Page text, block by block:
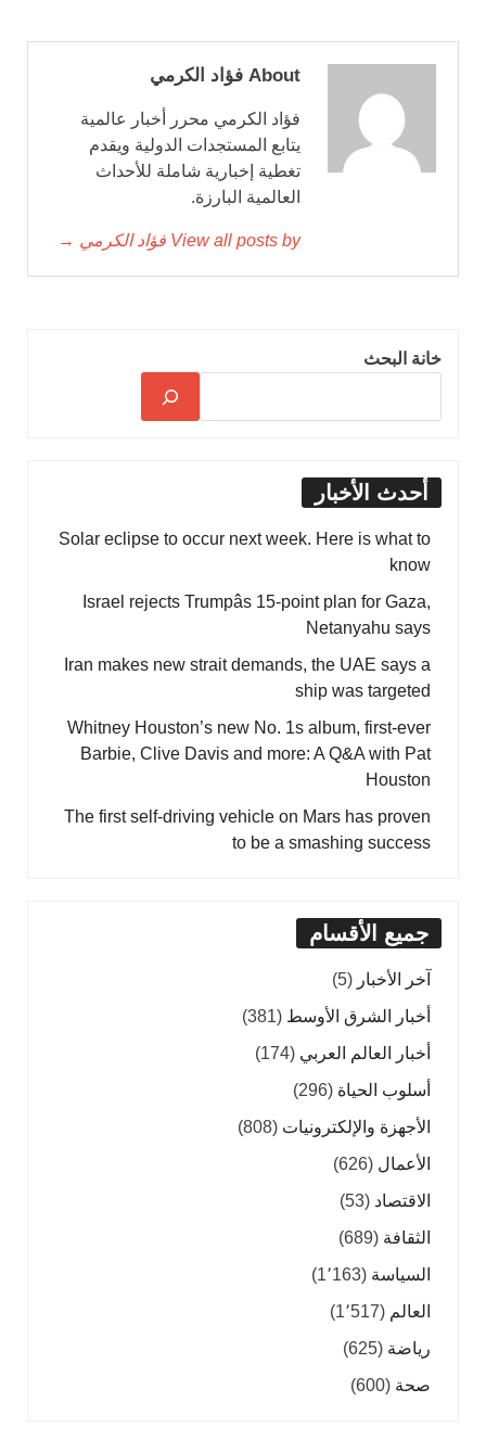
About فؤاد الكرمي
فؤاد الكرمي محرر أخبار عالمية
يتابع المستجدات الدولية ويقدم
تغطية إخبارية شاملة للأحداث
العالمية البارزة.
View all posts by فؤاد الكرمي →
خانة البحث
أحدث الأخبار
Solar eclipse to occur next week. Here is what to
know
Israel rejects Trumpâs 15-point plan for Gaza,
Netanyahu says
Iran makes new strait demands, the UAE says a
ship was targeted
Whitney Houston’s new No. 1s album, first-ever
Barbie, Clive Davis and more: A Q&A with Pat
Houston
The first self-driving vehicle on Mars has proven
to be a smashing success
جميع الأقسام
آخر الأخبار (5)
أخبار الشرق الأوسط (381)
أخبار العالم العربي (174)
أسلوب الحياة (296)
الأجهزة والإلكترونيات (808)
الأعمال (626)
الاقتصاد (53)
الثقافة (689)
السياسة (1٬163)
العالم (1٬517)
رياضة (625)
صحة (600)